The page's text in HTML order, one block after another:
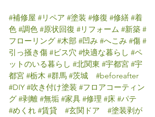
#補修屋 #リペア #塗装 #修復 #修繕 #着
色 #調色 #原状回復 #リフォーム #新築 #
フローリング #木部 #凹み #へこみ #傷 #
引っ掻き傷 #ビス穴 #快適な暮らし #ペ
ットのいる暮らし #北関東 #宇都宮 #宇
都宮 #栃木 #群馬 #茨城
#beforeafter
#DIY #吹き付け塗装 #フロアコーティン
グ #剥離 #無垢 #家具 #修理 #床 #パテ
#めくれ #賃貸 #玄関ドア
#塗装剥が